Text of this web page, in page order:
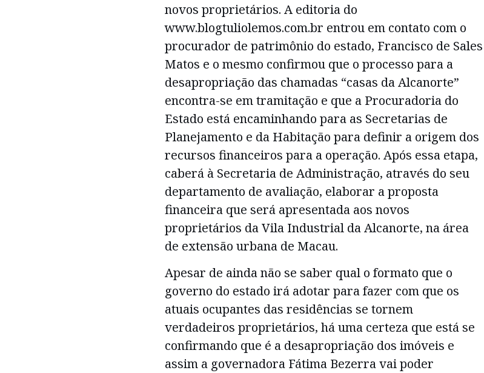
novos proprietários. A editoria do
www.blogtuliolemos.com.br entrou em contato com o
procurador de patrimônio do estado, Francisco de Sales
Matos e o mesmo confirmou que o processo para a
desapropriação das chamadas “casas da Alcanorte”
encontra-se em tramitação e que a Procuradoria do
Estado está encaminhando para as Secretarias de
Planejamento e da Habitação para definir a origem dos
recursos financeiros para a operação. Após essa etapa,
caberá à Secretaria de Administração, através do seu
departamento de avaliação, elaborar a proposta
financeira que será apresentada aos novos
proprietários da Vila Industrial da Alcanorte, na área
de extensão urbana de Macau.
Apesar de ainda não se saber qual o formato que o
governo do estado irá adotar para fazer com que os
atuais ocupantes das residências se tornem
verdadeiros proprietários, há uma certeza que está se
confirmando que é a desapropriação dos imóveis e
assim a governadora Fátima Bezerra vai poder